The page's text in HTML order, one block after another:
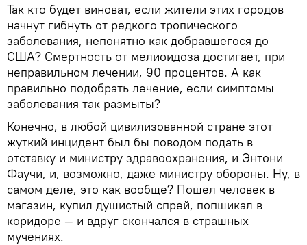
Так кто будет виноват, если жители этих городов
начнут гибнуть от редкого тропического
заболевания, непонятно как добравшегося до
США? Смертность от мелиоидоза достигает, при
неправильном лечении, 90 процентов. А как
правильно подобрать лечение, если симптомы
заболевания так размыты?
Конечно, в любой цивилизованной стране этот
жуткий инцидент был бы поводом подать в
отставку и министру здравоохранения, и Энтони
Фаучи, и, возможно, даже министру обороны. Ну, в
самом деле, это как вообще? Пошел человек в
магазин, купил душистый спрей, попшикал в
коридоре — и вдруг скончался в страшных
мучениях.